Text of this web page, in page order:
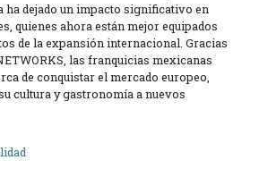
ha dejado un impacto significativo en
quienes ahora están mejor equipados
de la expansión internacional. Gracias
las franquicias mexicanas
de conquistar el mercado europeo,
cultura y gastronomía a nuevos